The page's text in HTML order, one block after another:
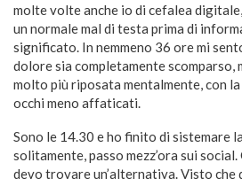
molte volte anche io di cefalea
un normale mal di testa prima di
significato. In nemmeno 36 ore mi
dolore sia completamente scomparso,
molto più riposata mentalmente, con
occhi meno affaticati.
Sono le 14.30 e ho finito di sistemare
solitamente, passo mezz’ora sui
devo trovare un’alternativa. Visto che